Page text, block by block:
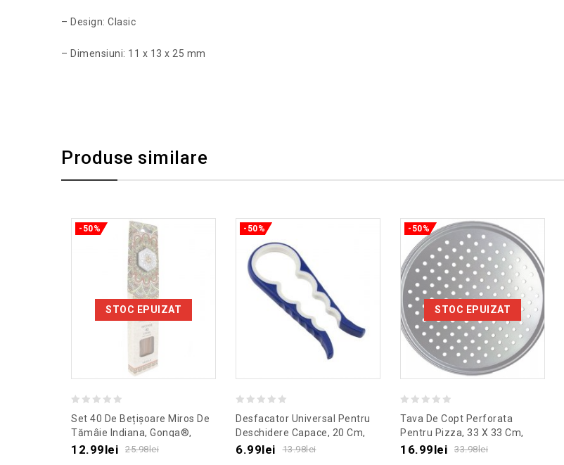
– Design: Clasic
– Dimensiuni: 11 x 13 x 25 mm
Produse similare
STOC EPUIZAT
-50%
out
of
Set 40 De Bețișoare Miros De
Tămâie Indiana, Gonga®,
Culoaremodel Alb
25.98lei
12.99lei
-50%
out
of
Desfacator Universal Pentru
Deschidere Capace, 20 Cm,
Gonga®, Culoaremodel
13.98lei
6.99lei
STOC EPUIZAT
-50%
out
of
Tava De Copt Perforata
Pentru Pizza, 33 X 33 Cm,
Gonga®, Culoaremodel Negru
33.98lei
16.99lei